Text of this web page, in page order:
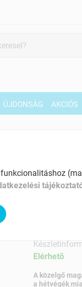
ÚJDONSÁG AKCIÓS
2 db-tól
Elérhetõ
A közelgő
a hétvégék